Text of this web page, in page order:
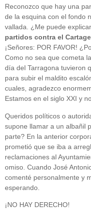
Reconozco que hay una
de la esquina con el fondo
vallada. ¿Me puede
partidos contra el
¡Señores: POR FAVOR!
Como no sea que cometa
día del Tarragona tuvieron
para subir el maldito
cuales, agradezco
Estamos en el siglo XXI y
Queridos políticos o
supone llamar a un albañil
parte? En la anterior
prometió que se iba a
reclamaciones al
omiso. Cuando José
comenté personalmente y
esperando.
¡NO HAY DERECHO!